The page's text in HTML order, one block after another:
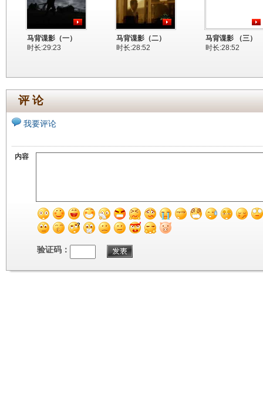
马背谍影（一）
时长:29:23
马背谍影（二）
时长:28:52
马背谍影 （三）
时长:28:52
评 论
我要评论
内容
验证码：